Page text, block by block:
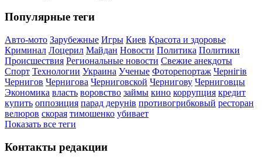
Популярные теги
Авто-мото Зарубежные Игры Киев Красота и здоровье
Криминал Лоцерил Майдан Новости Политика Политики
Происшествия Региональные новости Свежие анекдоты
Спорт Технологии Украина Ученые Фоторепортаж Чернігів
Чернигов Чернигова Черниговской Чернигову Черниговцы
Экономика власть воровство займы кино коррупция кредит
купить оппозиция парад дерунів противогрибковый ресторан
велюров скорая тимошенко убивает
Показать все теги
Контакты редакции